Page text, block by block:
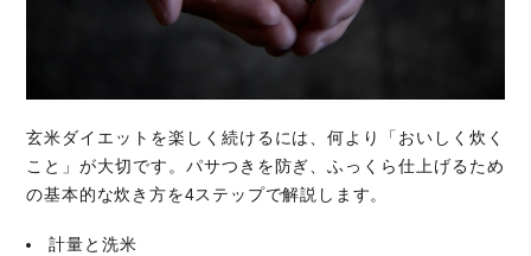
玄米ダイエットを楽しく続けるには、何より「おいしく炊く
こと」が大切です。パサつきを防ぎ、ふっくら仕上げるため
の基本的な炊き方を4ステップで解説します。
計量と洗米